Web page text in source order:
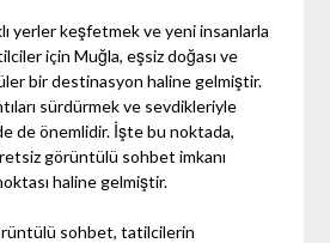
yerler keşfetmek ve yeni insanlarla
için Muğla, eşsiz doğası ve
bir destinasyon haline gelmiştir.
sürdürmek ve sevdikleriyle
de önemlidir. İşte bu noktada,
görüntülü sohbet imkanı
haline gelmiştir.
sohbet, tatilcilerin